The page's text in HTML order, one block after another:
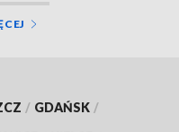
/ GDAŃSK /